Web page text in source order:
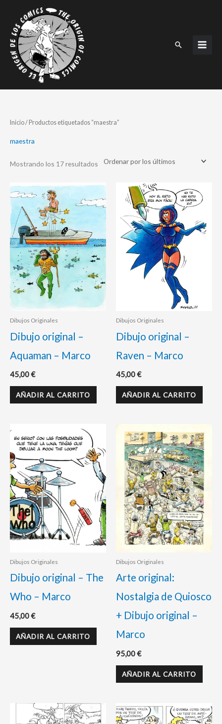
contenido
Buscar
Inicio/ Productos etiquetados “maestra”
maestra
Mostrando los 17 resultados
Ordenado
por
Dibujos Originales
Dibujo original –
Aquaman – Marco
45,00€
AÑADIR AL CARRITO
Dibujos Originales
Dibujo original –
Raven – Marco
45,00€
AÑADIR AL CARRITO
Dibujos Originales
Dibujo original – The
Who – Marco
45,00€
AÑADIR AL CARRITO
Dibujos Originales
Arte original:
Nostalgia de Quiosco
+ Dibujo original –
Marco
95,00€
AÑADIR AL CARRITO